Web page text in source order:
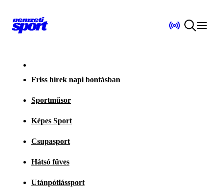
Friss hírek napi bontásban
Sportműsor
Képes Sport
Csupasport
Hátsó füves
Utánpótlássport